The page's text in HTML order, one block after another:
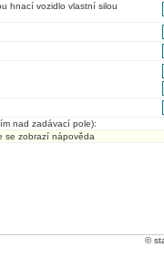
hnací vozidlo vlastní silou
nad zadávací pole):
se zobrazí nápověda
©